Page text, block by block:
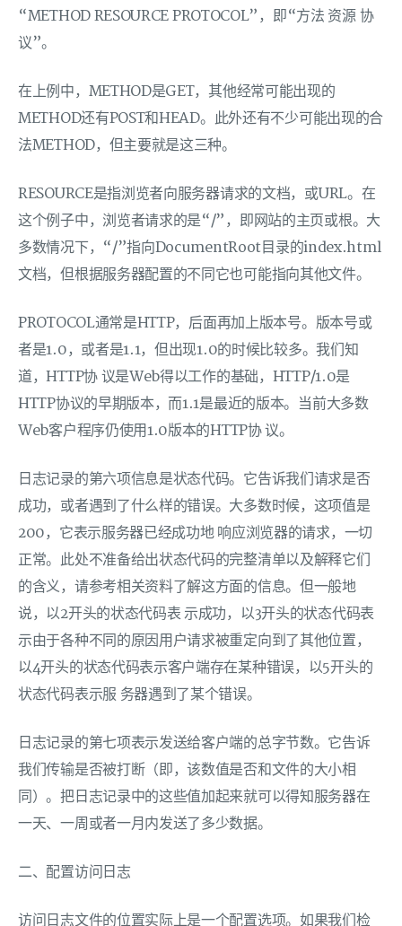
“METHOD RESOURCE PROTOCOL”，即“方法 资源 协
议”。
在上例中，METHOD是GET，其他经常可能出现的
METHOD还有POST和HEAD。此外还有不少可能出现的合
法METHOD，但主要就是这三种。
RESOURCE是指浏览者向服务器请求的文档，或URL。在
这个例子中，浏览者请求的是“/”，即网站的主页或根。大
多数情况下，“/”指向DocumentRoot目录的index.html
文档，但根据服务器配置的不同它也可能指向其他文件。
PROTOCOL通常是HTTP，后面再加上版本号。版本号或
者是1.0，或者是1.1，但出现1.0的时候比较多。我们知
道，HTTP协 议是Web得以工作的基础，HTTP/1.0是
HTTP协议的早期版本，而1.1是最近的版本。当前大多数
Web客户程序仍使用1.0版本的HTTP协 议。
日志记录的第六项信息是状态代码。它告诉我们请求是否
成功，或者遇到了什么样的错误。大多数时候，这项值是
200，它表示服务器已经成功地 响应浏览器的请求，一切
正常。此处不准备给出状态代码的完整清单以及解释它们
的含义，请参考相关资料了解这方面的信息。但一般地
说，以2开头的状态代码表 示成功，以3开头的状态代码表
示由于各种不同的原因用户请求被重定向到了其他位置，
以4开头的状态代码表示客户端存在某种错误，以5开头的
状态代码表示服 务器遇到了某个错误。
日志记录的第七项表示发送给客户端的总字节数。它告诉
我们传输是否被打断（即，该数值是否和文件的大小相
同）。把日志记录中的这些值加起来就可以得知服务器在
一天、一周或者一月内发送了多少数据。
二、配置访问日志
访问日志文件的位置实际上是一个配置选项。如果我们检